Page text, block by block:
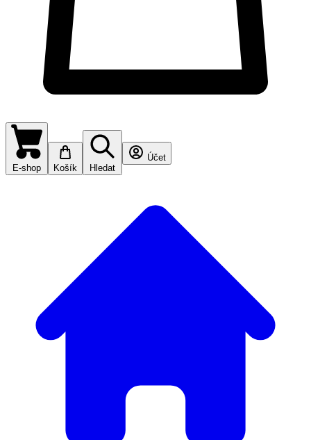
E-shop Košík Hledat
Účet